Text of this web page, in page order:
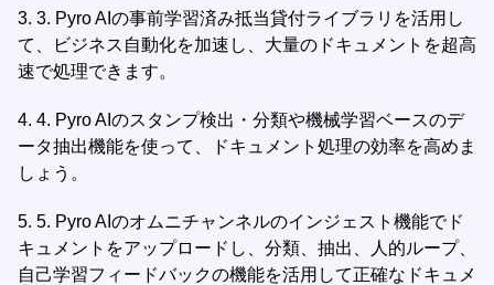
3. 3. Pyro AIの事前学習済み抵当貸付ライブラリを活用し
て、ビジネス自動化を加速し、大量のドキュメントを超高
速で処理できます。
4. 4. Pyro AIのスタンプ検出・分類や機械学習ベースのデ
ータ抽出機能を使って、ドキュメント処理の効率を高めま
しょう。
5. 5. Pyro AIのオムニチャンネルのインジェスト機能でド
キュメントをアップロードし、分類、抽出、人的ループ、
自己学習フィードバックの機能を活用して正確なドキュメ